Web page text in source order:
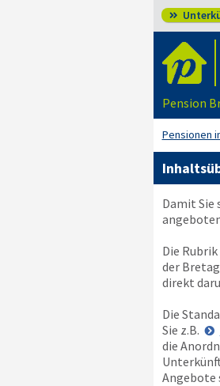

Pension
Pensionen
Damit Sie
Die Rubrik
der
direkt
Die
Sie z.B.
die
Angebote